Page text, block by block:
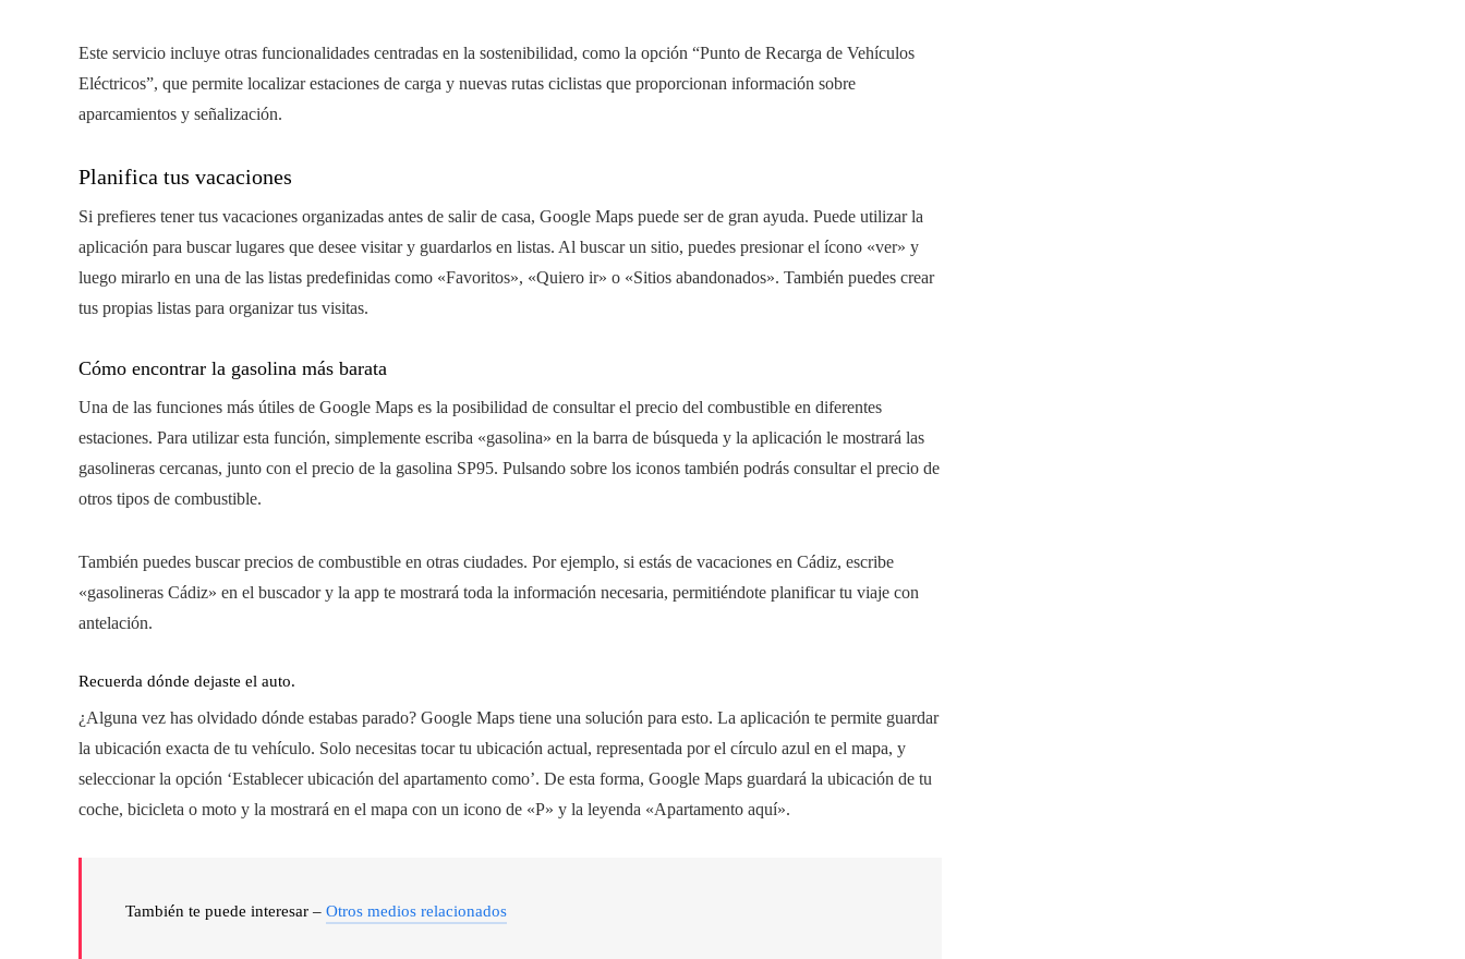
Este servicio incluye otras funcionalidades centradas en la sostenibilidad, como la opción “Punto de Recarga de Vehículos
Eléctricos”, que permite localizar estaciones de carga y nuevas rutas ciclistas que proporcionan información sobre
aparcamientos y señalización.
Planifica tus vacaciones
Si prefieres tener tus vacaciones organizadas antes de salir de casa, Google Maps puede ser de gran ayuda. Puede utilizar la
aplicación para buscar lugares que desee visitar y guardarlos en listas. Al buscar un sitio, puedes presionar el ícono «ver» y
luego mirarlo en una de las listas predefinidas como «Favoritos», «Quiero ir» o «Sitios abandonados». También puedes crear
tus propias listas para organizar tus visitas.
Cómo encontrar la gasolina más barata
Una de las funciones más útiles de Google Maps es la posibilidad de consultar el precio del combustible en diferentes
estaciones. Para utilizar esta función, simplemente escriba «gasolina» en la barra de búsqueda y la aplicación le mostrará las
gasolineras cercanas, junto con el precio de la gasolina SP95. Pulsando sobre los iconos también podrás consultar el precio de
otros tipos de combustible.
También puedes buscar precios de combustible en otras ciudades. Por ejemplo, si estás de vacaciones en Cádiz, escribe
«gasolineras Cádiz» en el buscador y la app te mostrará toda la información necesaria, permitiéndote planificar tu viaje con
antelación.
Recuerda dónde dejaste el auto.
¿Alguna vez has olvidado dónde estabas parado? Google Maps tiene una solución para esto. La aplicación te permite guardar
la ubicación exacta de tu vehículo. Solo necesitas tocar tu ubicación actual, representada por el círculo azul en el mapa, y
seleccionar la opción ‘Establecer ubicación del apartamento como’. De esta forma, Google Maps guardará la ubicación de tu
coche, bicicleta o moto y la mostrará en el mapa con un icono de «P» y la leyenda «Apartamento aquí».
También te puede interesar – Otros medios relacionados